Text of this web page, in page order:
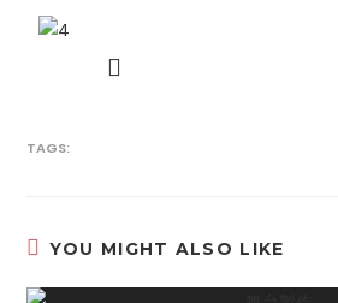
TAGS:
YOU MIGHT ALSO LIKE